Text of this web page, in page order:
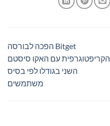
Bitget הפכה לבורסה
הקריפטוגרפית עם האקו סיסטם
השני בגודלו לפי בסיס
משתמשים